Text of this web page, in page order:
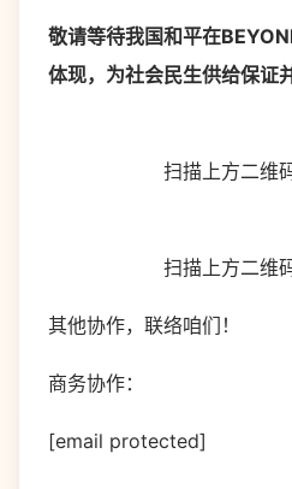
敬请等待我国和平在
体现，为社会民生供给保证
扫描上方二维
扫描上方二维
其他协作，联络咱们！
商务协作：
[email protected]